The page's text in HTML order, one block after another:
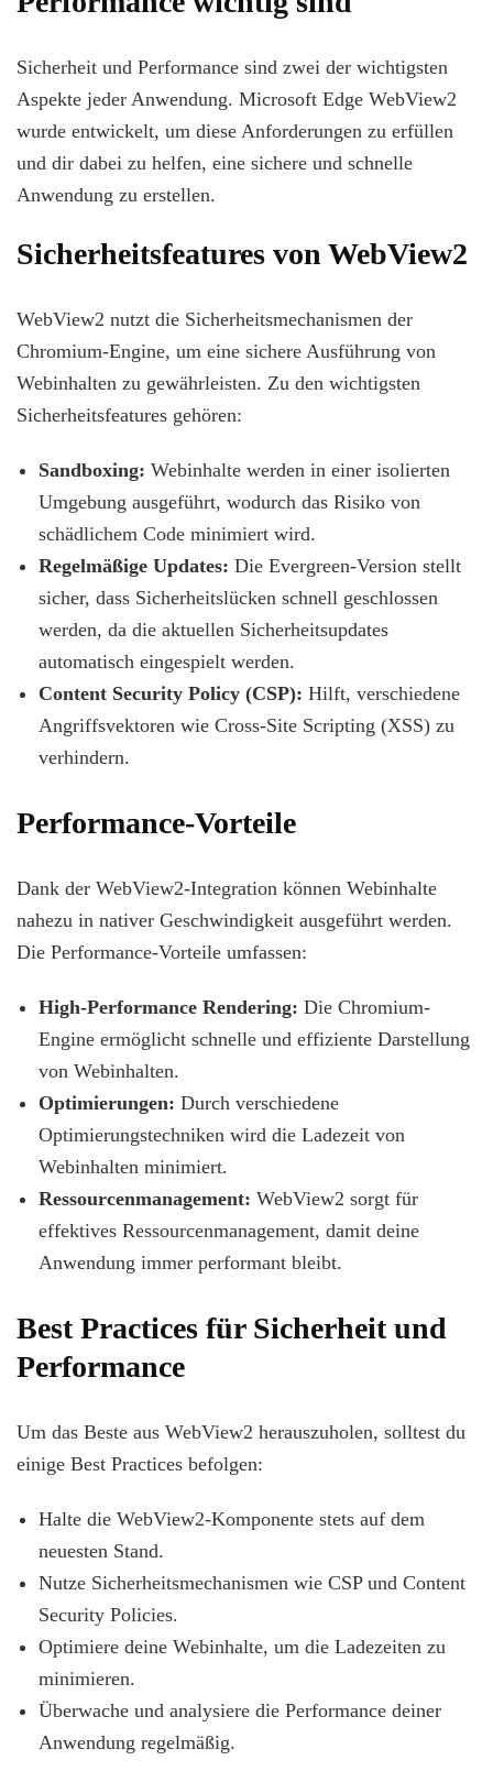
Sicherheit und Performance sind zwei der wichtigsten
Aspekte jeder Anwendung. Microsoft Edge WebView2
wurde entwickelt, um diese Anforderungen zu erfüllen
und dir dabei zu helfen, eine sichere und schnelle
Anwendung zu erstellen.
Sicherheitsfeatures von WebView2
WebView2 nutzt die Sicherheitsmechanismen der
Chromium-Engine, um eine sichere Ausführung von
Webinhalten zu gewährleisten. Zu den wichtigsten
Sicherheitsfeatures gehören:
Sandboxing: Webinhalte werden in einer isolierten
Umgebung ausgeführt, wodurch das Risiko von
schädlichem Code minimiert wird.
Regelmäßige Updates: Die Evergreen-Version stellt
sicher, dass Sicherheitslücken schnell geschlossen
werden, da die aktuellen Sicherheitsupdates
automatisch eingespielt werden.
Content Security Policy (CSP): Hilft, verschiedene
Angriffsvektoren wie Cross-Site Scripting (XSS) zu
verhindern.
Performance-Vorteile
Dank der WebView2-Integration können Webinhalte
nahezu in nativer Geschwindigkeit ausgeführt werden.
Die Performance-Vorteile umfassen:
High-Performance Rendering: Die Chromium-
Engine ermöglicht schnelle und effiziente Darstellung
von Webinhalten.
Optimierungen: Durch verschiedene
Optimierungstechniken wird die Ladezeit von
Webinhalten minimiert.
Ressourcenmanagement: WebView2 sorgt für
effektives Ressourcenmanagement, damit deine
Anwendung immer performant bleibt.
Best Practices für Sicherheit und
Performance
Um das Beste aus WebView2 herauszuholen, solltest du
einige Best Practices befolgen:
Halte die WebView2-Komponente stets auf dem
neuesten Stand.
Nutze Sicherheitsmechanismen wie CSP und Content
Security Policies.
Optimiere deine Webinhalte, um die Ladezeiten zu
minimieren.
Überwache und analysiere die Performance deiner
Anwendung regelmäßig.